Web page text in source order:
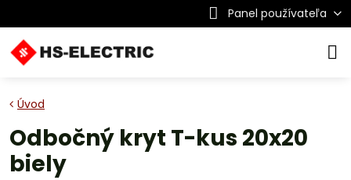
Panel používateľa
Úvod
Odbočný kryt T-kus 20x20
biely